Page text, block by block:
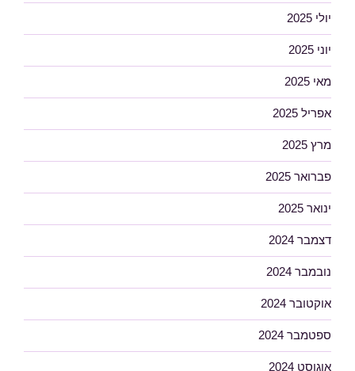
יולי 2025
יוני 2025
מאי 2025
אפריל 2025
מרץ 2025
פברואר 2025
ינואר 2025
דצמבר 2024
נובמבר 2024
אוקטובר 2024
ספטמבר 2024
אוגוסט 2024